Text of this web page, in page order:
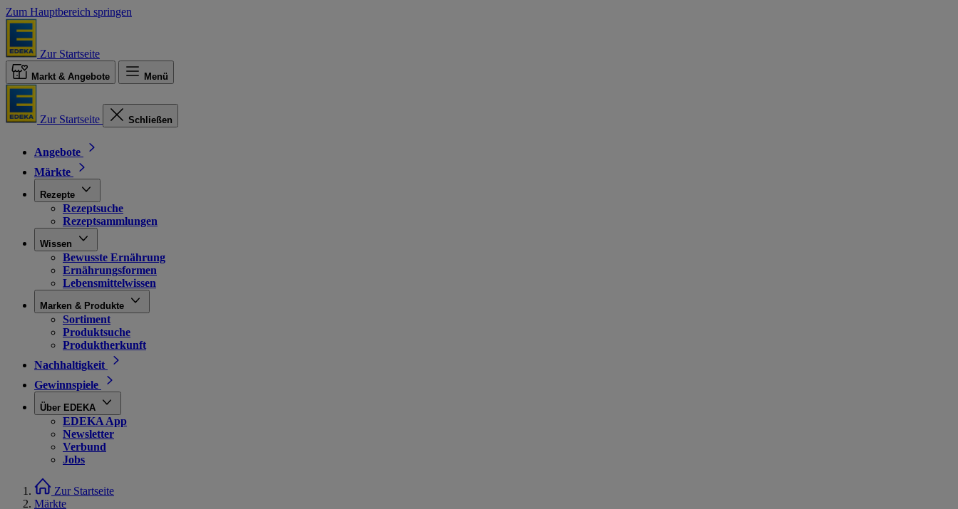
Zum Hauptbereich springen
Zur Startseite
Markt & Angebote Menü
Zur Startseite Schließen
Angebote
Märkte
Rezepte
Rezeptsuche
Rezeptsammlungen
Wissen
Bewusste Ernährung
Ernährungsformen
Lebensmittelwissen
Marken & Produkte
Sortiment
Produktsuche
Produktherkunft
Nachhaltigkeit
Gewinnspiele
Über EDEKA
EDEKA App
Newsletter
Verbund
Jobs
Zur Startseite
Märkte